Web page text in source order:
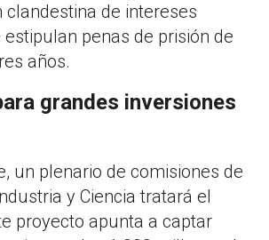
clandestina de intereses
penas de prisión de
años.
grandes inversiones
un plenario de comisiones de
y Ciencia tratará el
proyecto apunta a captar